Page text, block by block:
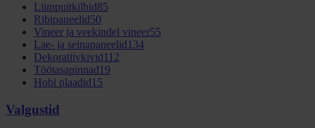
Liimpuitkilbid85
Ribipaneelid50
Vineer ja veekindel vineer55
Lae- ja seinapaneelid134
Dekoratiivkivid112
Töötasapinnad19
Hobi plaadid15
Valgustid